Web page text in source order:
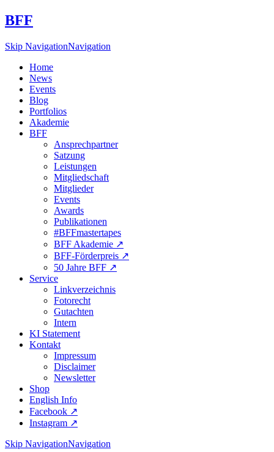
BFF
Skip NavigationNavigation
Home
News
Events
Blog
Portfolios
Akademie
BFF
Ansprechpartner
Satzung
Leistungen
Mitgliedschaft
Mitglieder
Events
Awards
Publikationen
#BFFmastertapes
BFF Akademie ↗︎
BFF-Förderpreis ↗︎
50 Jahre BFF ↗︎
Service
Linkverzeichnis
Fotorecht
Gutachten
Intern
KI Statement
Kontakt
Impressum
Disclaimer
Newsletter
Shop
English Info
Facebook ↗︎
Instagram ↗︎
Skip NavigationNavigation